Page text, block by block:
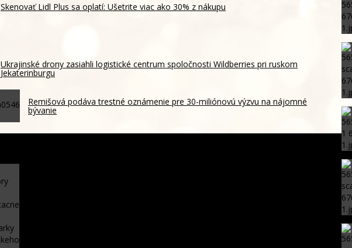
Skenovať Lidl Plus sa oplatí: Ušetrite viac ako 30% z nákupu
Ukrajinské drony zasiahli logistické centrum spoločnosti Wildberries pri ruskom
Jekaterinburgu
Remišová podáva trestné oznámenie pre 30-miliónovú výzvu na nájomné
bývanie